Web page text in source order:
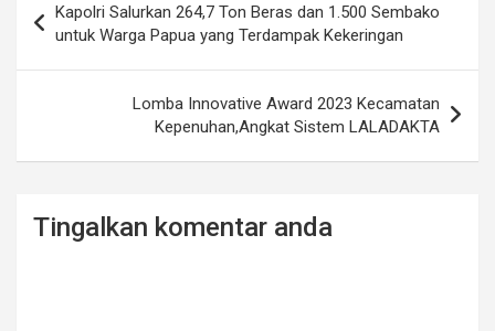
navigation
Kapolri Salurkan 264,7 Ton Beras dan 1.500 Sembako
untuk Warga Papua yang Terdampak Kekeringan
Lomba Innovative Award 2023 Kecamatan
Kepenuhan,Angkat Sistem LALADAKTA
Tingalkan komentar anda